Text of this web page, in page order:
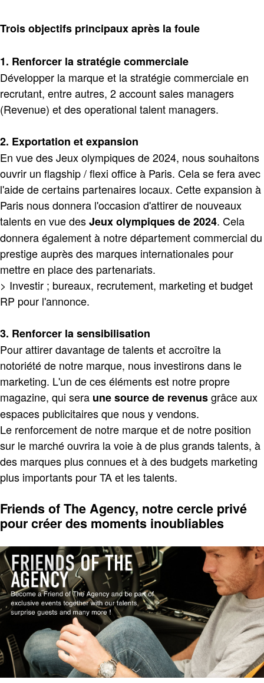
Trois objectifs principaux après la foule
1. Renforcer la stratégie commerciale
Développer la marque et la stratégie commerciale en
recrutant, entre autres, 2 account sales managers
(Revenue) et des operational talent managers.
2. Exportation et expansion
En vue des Jeux olympiques de 2024, nous souhaitons
ouvrir un flagship / flexi office à Paris. Cela se fera avec
l'aide de certains partenaires locaux. Cette expansion à
Paris nous donnera l'occasion d'attirer de nouveaux
talents en vue desJeux olympiques de 2024. Cela
donnera également à notre département commercial du
prestige auprès des marques internationales pour
mettre en place des partenariats.
> Investir ; bureaux, recrutement, marketing et budget
RP pour l'annonce.
3. Renforcer la sensibilisation
Pour attirer davantage de talents et accroître la
notoriété de notre marque, nous investirons dans le
marketing. L'un de ces éléments est notre propre
magazine, qui sera une source de revenusgrâce aux
espaces publicitaires que nous y vendons.
Le renforcement de notre marque et de notre position
sur le marché ouvrira la voie à de plus grands talents, à
des marques plus connues et à des budgets marketing
plus importants pour TA et les talents.
Friends of The Agency, notre cercle privé
pour créer des moments inoubliables